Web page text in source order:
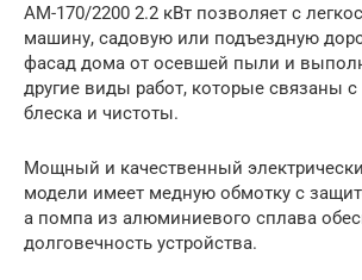
АМ-170/2200 2.2 кВт позволяет с
машину, садовую или подъездную
фасад дома от осевшей пыли и
другие виды работ, которые связаны
блеска и чистоты.
Мощный и качественный
модели имеет медную обмотку с
а помпа из алюминиевого сплава
долговечность устройства.